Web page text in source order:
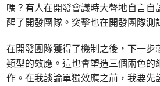
嗎？有人在開發會議時大聲地自言自
醒了開發團隊。突擊也在開發團隊測
在開發團隊獲得了機制之後，下一步
類型的效應。這也會塑造三個兩色的
作。在我談論單獨效應之前，我要先